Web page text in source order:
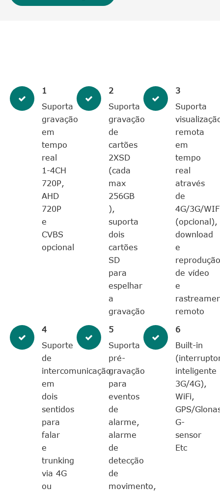
1
Suporta
gravação
em
tempo
real
1-4CH
720P,
AHD
720P
e
CVBS
opcional
2
Suporta
gravação
de
cartões
2XSD
(cada
max
256GB
),
suporta
dois
cartões
SD
para
espelhar
a
gravação
3
Suporta
remota
em
tempo
real
através
de
4G/3G/
(opcional),
download
e
reprodução
de vídeo
e
remoto
4
Suporte
de
intercomunicação
em
dois
sentidos
para
falar
e
trunking
via 4G
ou
5
Suporta
pré-
gravação
para
eventos
de
alarme,
alarme
de
detecção
de
movimento,
6
Built-in
inteligente
3G/4G),
WiFi,
GPS/
G-
sensor
Etc